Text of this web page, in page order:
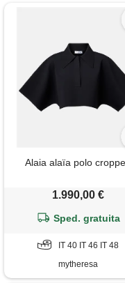
Alaia alaïa polo
1.990,00 €
Sped. gratuita
IT 40 IT 46 IT 48
mytheresa